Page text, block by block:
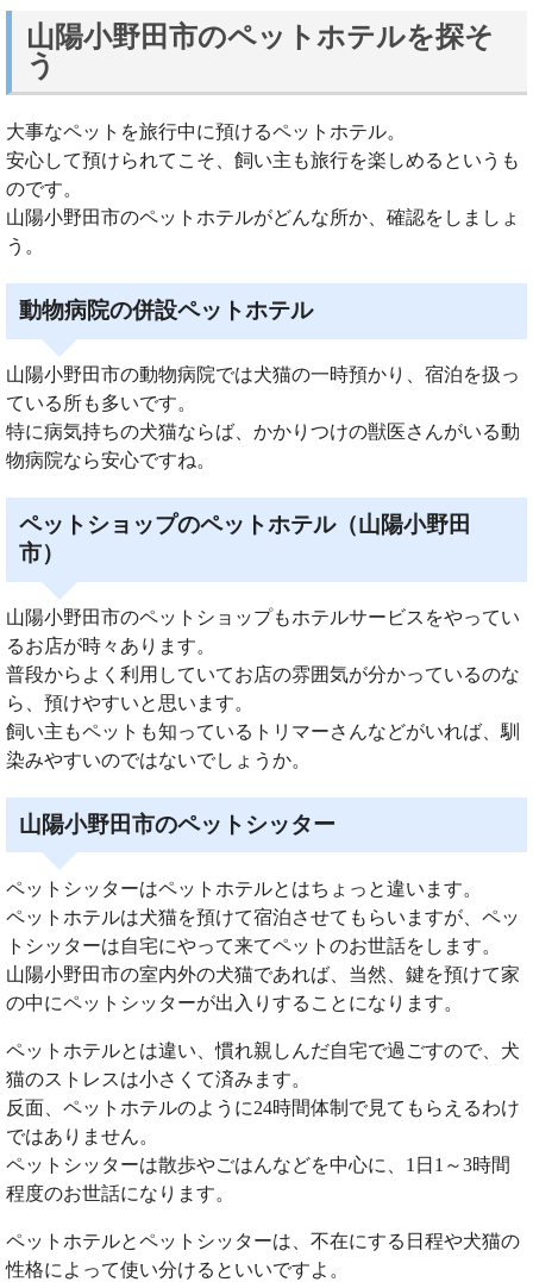
山陽小野田市のペットホテルを探そ
う
大事なペットを旅行中に預けるペットホテル。
安心して預けられてこそ、飼い主も旅行を楽しめるというも
のです。
山陽小野田市のペットホテルがどんな所か、確認をしましょ
う。
動物病院の併設ペットホテル
山陽小野田市の動物病院では犬猫の一時預かり、宿泊を扱っ
ている所も多いです。
特に病気持ちの犬猫ならば、かかりつけの獣医さんがいる動
物病院なら安心ですね。
ペットショップのペットホテル（山陽小野田
市）
山陽小野田市のペットショップもホテルサービスをやってい
るお店が時々あります。
普段からよく利用していてお店の雰囲気が分かっているのな
ら、預けやすいと思います。
飼い主もペットも知っているトリマーさんなどがいれば、馴
染みやすいのではないでしょうか。
山陽小野田市のペットシッター
ペットシッターはペットホテルとはちょっと違います。
ペットホテルは犬猫を預けて宿泊させてもらいますが、ペッ
トシッターは自宅にやって来てペットのお世話をします。
山陽小野田市の室内外の犬猫であれば、当然、鍵を預けて家
の中にペットシッターが出入りすることになります。
ペットホテルとは違い、慣れ親しんだ自宅で過ごすので、犬
猫のストレスは小さくて済みます。
反面、ペットホテルのように24時間体制で見てもらえるわけ
ではありません。
ペットシッターは散歩やごはんなどを中心に、1日1～3時間
程度のお世話になります。
ペットホテルとペットシッターは、不在にする日程や犬猫の
性格によって使い分けるといいですよ。